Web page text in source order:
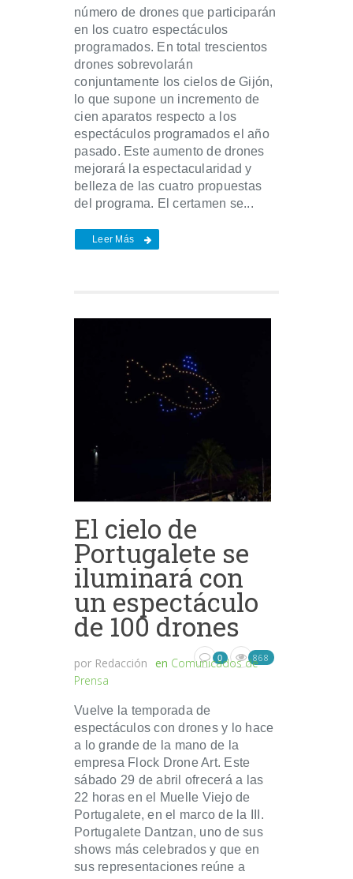
número de drones que participarán
en los cuatro espectáculos
programados. En total trescientos
drones sobrevolarán
conjuntamente los cielos de Gijón,
lo que supone un incremento de
cien aparatos respecto a los
espectáculos programados el año
pasado. Este aumento de drones
mejorará la espectacularidad y
belleza de las cuatro propuestas
del programa. El certamen se...
Leer Más
El cielo de
Portugalete se
iluminará con
un espectáculo
de 100 drones
por Redacción en Comunicados de
Prensa
0 868
Vuelve la temporada de
espectáculos con drones y lo hace
a lo grande de la mano de la
empresa Flock Drone Art. Este
sábado 29 de abril ofrecerá a las
22 horas en el Muelle Viejo de
Portugalete, en el marco de la III.
Portugalete Dantzan, uno de sus
shows más celebrados y que en
sus representaciones reúne a